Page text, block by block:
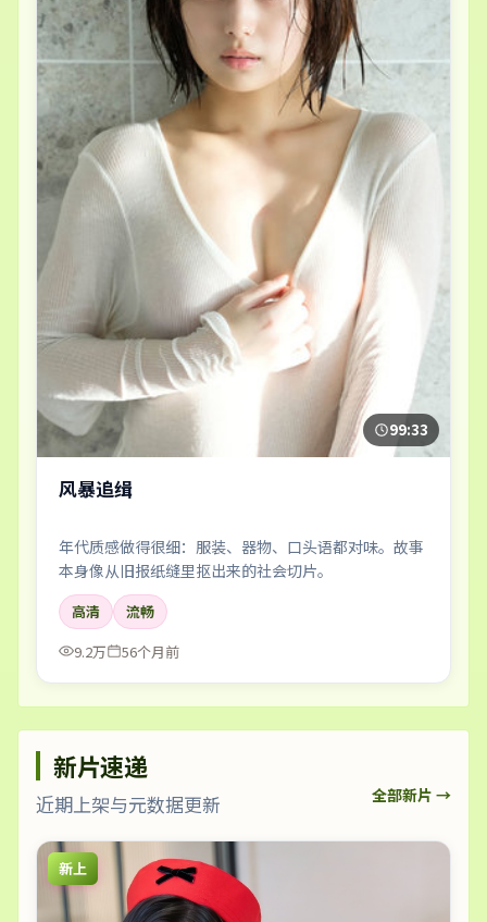
99:33
风暴追缉
年代质感做得很细：服装、器物、口头语都对味。故事
本身像从旧报纸缝里抠出来的社会切片。
高清
流畅
9.2万
56个月前
新片速递
近期上架与元数据更新 全部新片 →
新上